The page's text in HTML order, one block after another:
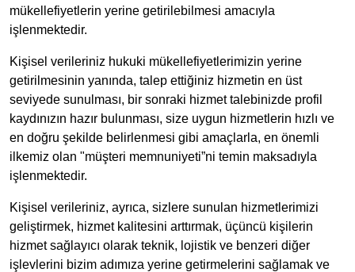
mükellefiyetlerin yerine getirilebilmesi amacıyla
işlenmektedir.
Kişisel verileriniz hukuki mükellefiyetlerimizin yerine
getirilmesinin yanında, talep ettiğiniz hizmetin en üst
seviyede sunulması, bir sonraki hizmet talebinizde profil
kaydınızın hazır bulunması, size uygun hizmetlerin hızlı ve
en doğru şekilde belirlenmesi gibi amaçlarla, en önemli
ilkemiz olan "müşteri memnuniyeti”ni temin maksadıyla
işlenmektedir.
Kişisel verileriniz, ayrıca, sizlere sunulan hizmetlerimizi
geliştirmek, hizmet kalitesini arttırmak, üçüncü kişilerin
hizmet sağlayıcı olarak teknik, lojistik ve benzeri diğer
işlevlerini bizim adımıza yerine getirmelerini sağlamak ve